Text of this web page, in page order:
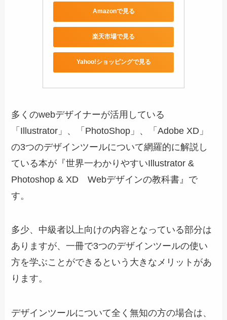
Amazonで見る
楽天市場で見る
Yahoo!ショッピングで見る
多くのwebデザイナーが活用している
「Illustrator」、「PhotoShop」、「Adobe XD」
の3つのデザインツールについて網羅的に解説し
ている本が『世界一わかりやすいIllustrator &
Photoshop & XD Webデザインの教科書』で
す。
多少、中級者以上向けの内容となっている部分は
ありますが、一冊で3つのデザインツールの使い
方を学ぶことができるという大きなメリットがあ
ります。
デザインツールについて全く無知の方の場合は、